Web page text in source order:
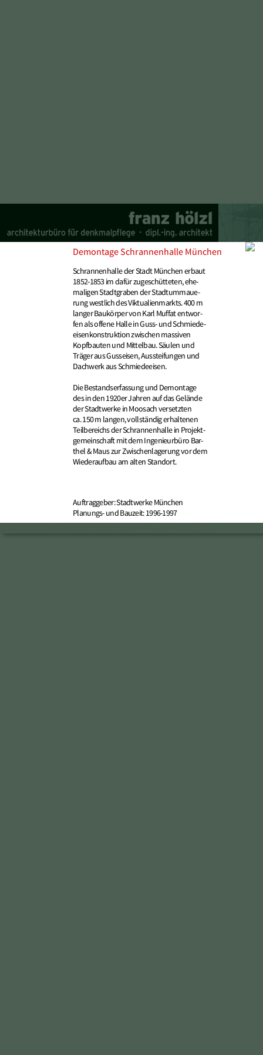
PROFIL
Demontage Schrannenhalle München
Schrannenhalle der Stadt München erbaut
1852-1853 im dafür zugeschütteten, ehe-
maligen Stadtgraben der Stadtummaue-
rung westlich des Viktualienmarkts. 400 m
langer Baukörper von Karl Muffat entwor-
fen als offene Halle in Guss- und Schmiede-
eisenkonstruktion zwischen massiven
Kopfbauten und Mittelbau. Säulen und
Träger aus Gusseisen, Aussteifungen und
Dachwerk aus Schmiedeeisen.
Die Bestandserfassung und Demontage
des in den 1920er Jahren auf das Gelände
der Stadtwerke in Moosach versetzten
ca. 150 m langen, vollständig erhaltenen
Teilbereichs der Schrannenhalle in Projekt-
gemeinschaft mit dem Ingenieurbüro Bar-
thel & Maus zur Zwischenlagerung vor dem
Wiederaufbau am alten Standort.
Auftraggeber: Stadtwerke München
Planungs- und Bauzeit: 1996-1997